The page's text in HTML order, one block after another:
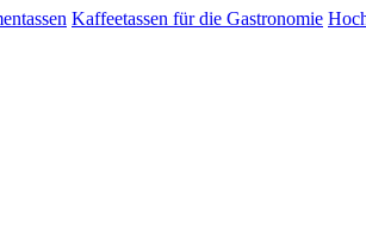
Kaffeetassen für die Gastronomie